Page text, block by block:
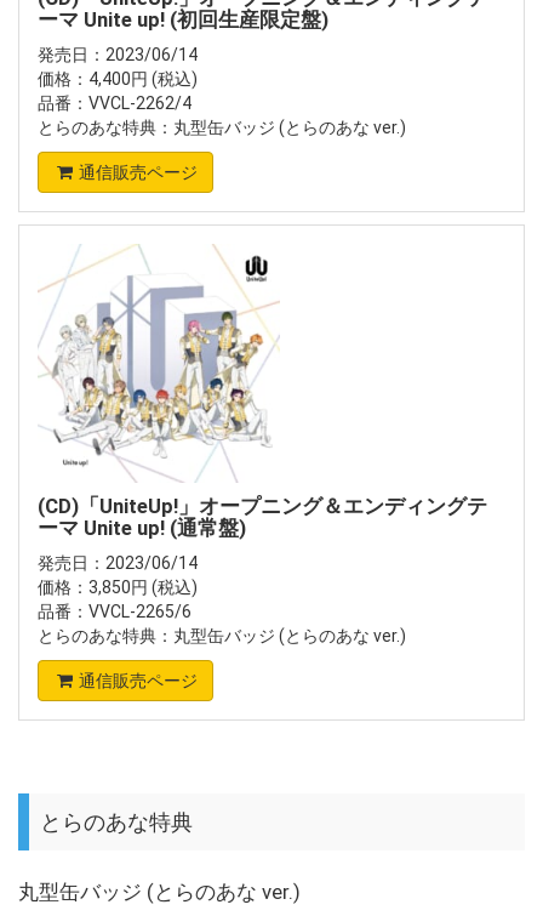
ーマ Unite up! (初回生産限定盤)
発売日：2023/06/14
価格：4,400円 (税込)
品番：VVCL-2262/4
とらのあな特典：丸型缶バッジ (とらのあな ver.)
通信販売ページ
(CD)「UniteUp!」オープニング＆エンディングテ
ーマ Unite up! (通常盤)
発売日：2023/06/14
価格：3,850円 (税込)
品番：VVCL-2265/6
とらのあな特典：丸型缶バッジ (とらのあな ver.)
通信販売ページ
とらのあな特典
丸型缶バッジ (とらのあな ver.)